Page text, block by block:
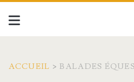
ACCUEIL >BALADES